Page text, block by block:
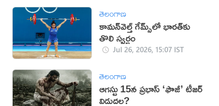
తెలంగాణ
కామన్‌వెల్త్ గేమ్స్‌లో భారత్‌కు
తొలి స్వర్ణం
Jul 26, 2026, 15:07 IST
తెలంగాణ
ఆగస్టు 15న ప్రభాస్ ‘ఫౌజీ’ టీజర్
విడుదల?